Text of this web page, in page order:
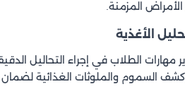
المزمنة.
الأغذية
مهارات الطلاب في إجراء التحاليل
السموم والملوثات الغذائية